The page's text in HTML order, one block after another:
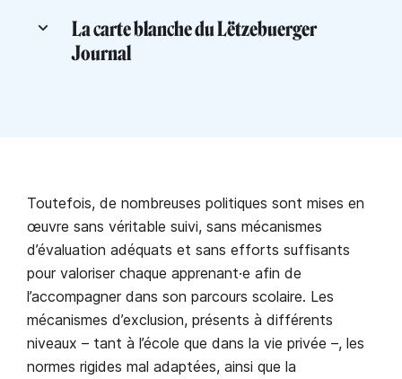
La carte blanche du Lëtzebuerger
Journal
Toutefois, de nombreuses politiques sont mises en
œuvre sans véritable suivi, sans mécanismes
d’évaluation adéquats et sans efforts suffisants
pour valoriser chaque apprenant·e afin de
l’accompagner dans son parcours scolaire. Les
mécanismes d’exclusion, présents à différents
niveaux – tant à l’école que dans la vie privée –, les
normes rigides mal adaptées, ainsi que la